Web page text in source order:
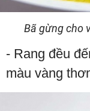
Bã gừng cho
- Rang đều
màu vàng